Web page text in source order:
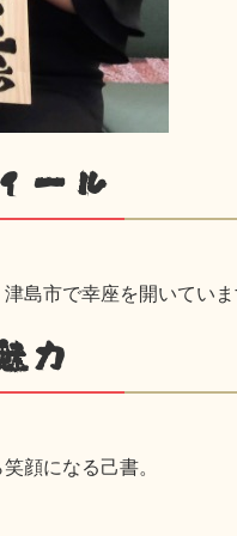
ール
島市で幸座を開いてい
力
顔になる己書。